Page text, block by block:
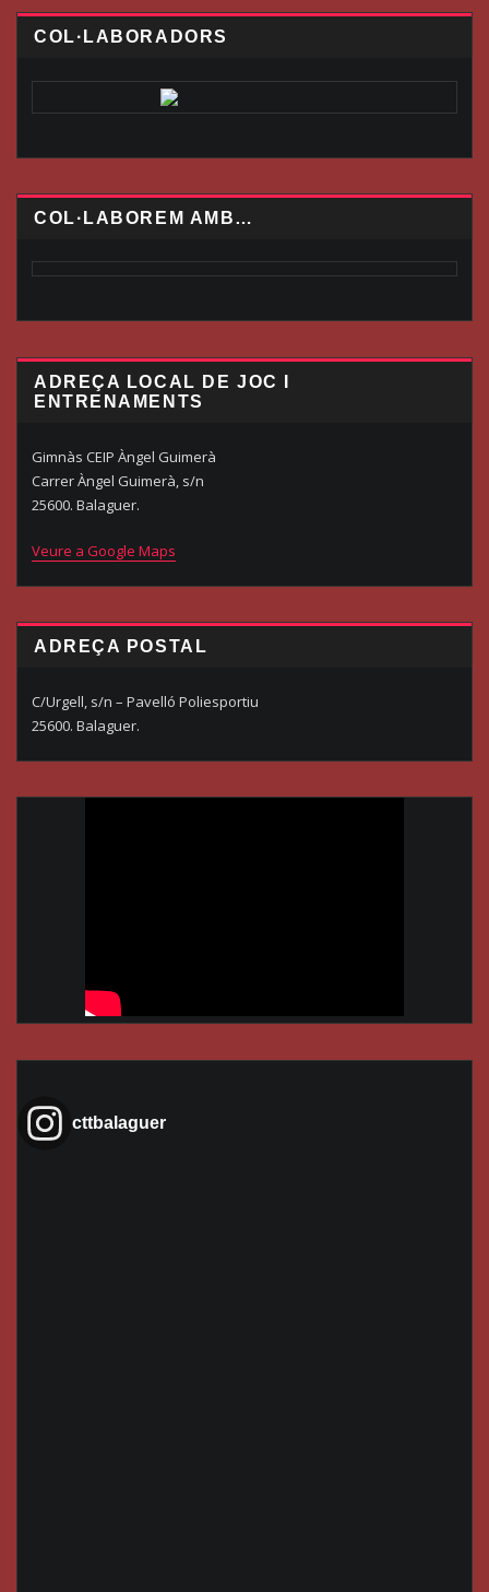
COL·LABORADORS
COL·LABOREM AMB…
ADREÇA LOCAL DE JOC I
ENTRENAMENTS
Gimnàs CEIP Àngel Guimerà
Carrer Àngel Guimerà, s/n
25600. Balaguer.
Veure a Google Maps
ADREÇA POSTAL
C/Urgell, s/n – Pavelló Poliesportiu
25600. Balaguer.
cttbalaguer